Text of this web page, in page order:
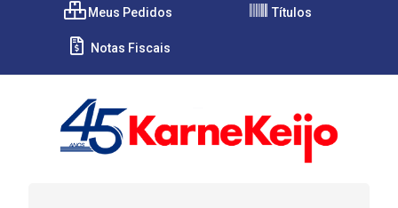
Meus Pedidos Títulos
Notas Fiscais